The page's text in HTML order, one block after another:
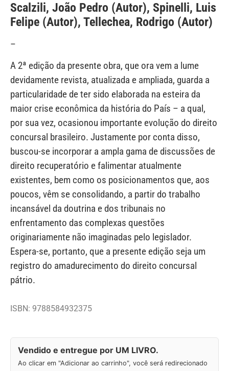
Scalzili, João Pedro (Autor), Spinelli, Luis
Felipe (Autor), Tellechea, Rodrigo (Autor)
–
A 2ª edição da presente obra, que ora vem a lume
devidamente revista, atualizada e ampliada, guarda a
particularidade de ter sido elaborada na esteira da
maior crise econômica da história do País – a qual,
por sua vez, ocasionou importante evolução do direito
concursal brasileiro. Justamente por conta disso,
buscou-se incorporar a ampla gama de discussões de
direito recuperatório e falimentar atualmente
existentes, bem como os posicionamentos que, aos
poucos, vêm se consolidando, a partir do trabalho
incansável da doutrina e dos tribunais no
enfrentamento das complexas questões
originariamente não imaginadas pelo legislador.
Espera-se, portanto, que a presente edição seja um
registro do amadurecimento do direito concursal
pátrio.
ISBN: 9788584932375
Vendido e entregue por UM LIVRO.
Ao clicar em "Adicionar ao carrinho", você será redirecionado